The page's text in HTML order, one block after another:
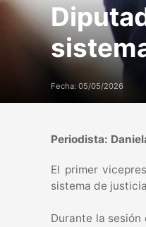
Fecha: 05/05/2026
Periodista:
El primer
sistema de
Durante la